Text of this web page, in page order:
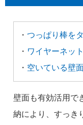
・ つっぱり棒を
・ ワイヤーネッ
・ 空いている壁
壁面も有効活用で
納により、すっき